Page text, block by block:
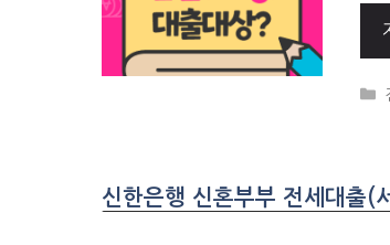
신한은행 신혼부부 전세대출(